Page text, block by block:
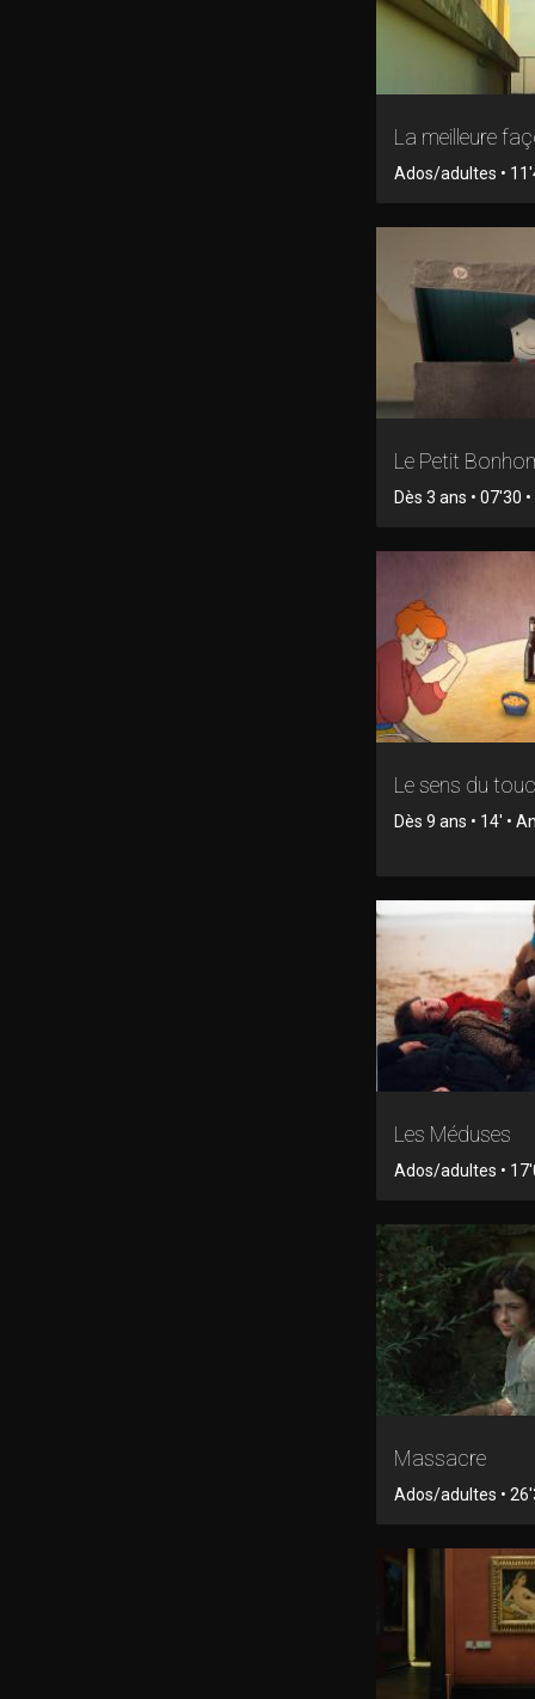
La meilleure
Ados/adultes •
Le Petit
Dès 3 ans • 07'30
Le sens du
Dès 9 ans • 14' •
Les Méduses
Ados/adultes •
Massacre
Ados/adultes •